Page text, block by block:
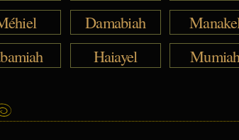
Damabiah
Manakel
Haiayel Mumiah